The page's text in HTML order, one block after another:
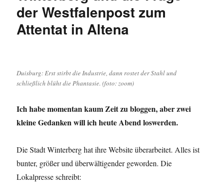
der Westfalenpost zum
Attentat in Altena
Duisburg: Erst stirbt die Industrie, dann rostet der Stahl und
schließlich blüht die Phantasie. (foto: zoom)
Ich habe momentan kaum Zeit zu bloggen, aber zwei
kleine Gedanken will ich heute Abend loswerden.
Die Stadt Winterberg hat ihre Website überarbeitet. Alles ist
bunter, größer und überwältigender geworden. Die
Lokalpresse schreibt: